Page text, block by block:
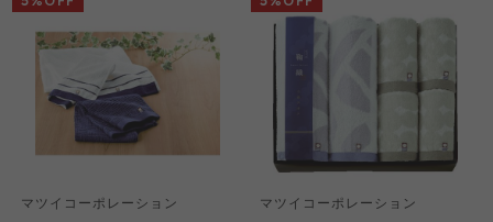
マツイコーポレーション マツイコーポレーション